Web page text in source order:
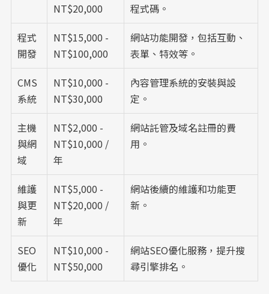
NT$20,000
程式碼。
程式
開發
NT$15,000 -
NT$100,000
網站功能開發，包括互動、
表單、特效等。
CMS
系統
NT$10,000 -
NT$30,000
內容管理系統的安裝與設
定。
主機
與網
域
NT$2,000 -
NT$10,000 /
年
網站託管及域名註冊的費
用。
維護
與更
新
NT$5,000 -
NT$20,000 /
年
網站後續的維護和功能更
新。
SEO
優化
NT$10,000 -
NT$50,000
網站SEO優化服務，提升搜
尋引擎排名。